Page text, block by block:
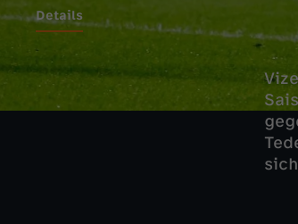
Details